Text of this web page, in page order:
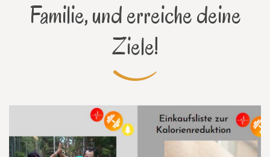
Familie, und erreiche deine
Ziele!